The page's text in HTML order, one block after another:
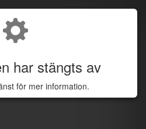
har stängts av
för mer information.